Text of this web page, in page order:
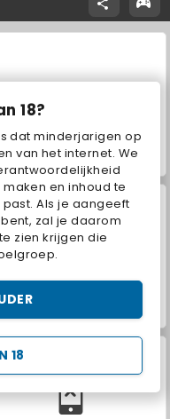
18?
dat minderjarigen op
van het internet. We
en inhoud te
Als je aangeeft
zal je daarom
zien krijgen die
18
VegaMix Da Vinci Puzzles